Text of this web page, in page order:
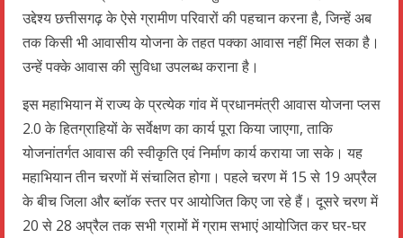
उद्देश्य छत्तीसगढ़ के ऐसे ग्रामीण परिवारों की पहचान करना है, जिन्हें अब
तक किसी भी आवासीय योजना के तहत पक्का आवास नहीं मिल सका है।
उन्हें पक्के आवास की सुविधा उपलब्ध कराना है।
इस महाभियान में राज्य के प्रत्येक गांव में प्रधानमंत्री आवास योजना प्लस
2.0 के हितग्राहियों के सर्वेक्षण का कार्य पूरा किया जाएगा, ताकि
योजनांतर्गत आवास की स्वीकृति एवं निर्माण कार्य कराया जा सके। यह
महाभियान तीन चरणों में संचालित होगा। पहले चरण में 15 से 19 अप्रैल
के बीच जिला और ब्लॉक स्तर पर आयोजित किए जा रहे हैं। दूसरे चरण में
20 से 28 अप्रैल तक सभी ग्रामों में ग्राम सभाएं आयोजित कर घर-घर